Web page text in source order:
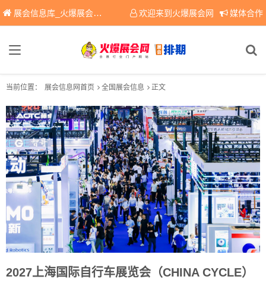
展会信息库_火爆展会网免费展会信息查询平台，提供专业会展服务！ 欢迎来到火爆展会网 媒体合作
当前位置： 展会信息网首页 全国展会信息 正文
2027上海国际自行车展览会（CHINA CYCLE）